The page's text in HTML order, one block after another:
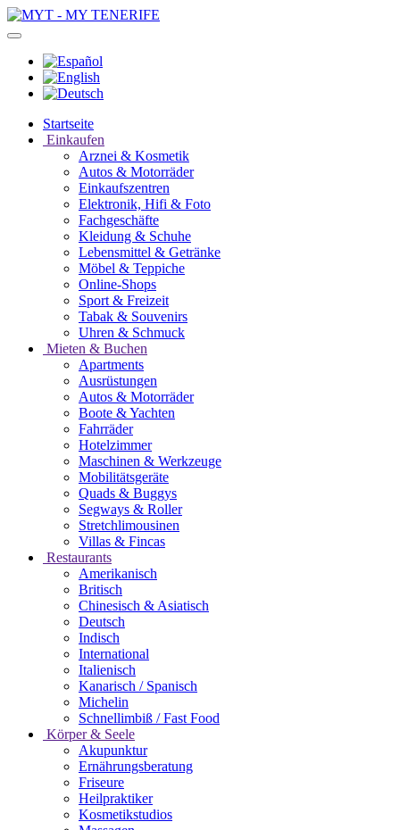
Startseite
Einkaufen
Arznei & Kosmetik
Autos & Motorräder
Einkaufszentren
Elektronik, Hifi & Foto
Fachgeschäfte
Kleidung & Schuhe
Lebensmittel & Getränke
Möbel & Teppiche
Online-Shops
Sport & Freizeit
Tabak & Souvenirs
Uhren & Schmuck
Mieten & Buchen
Apartments
Ausrüstungen
Autos & Motorräder
Boote & Yachten
Fahrräder
Hotelzimmer
Maschinen & Werkzeuge
Mobilitätsgeräte
Quads & Buggys
Segways & Roller
Stretchlimousinen
Villas & Fincas
Restaurants
Amerikanisch
Britisch
Chinesisch & Asiatisch
Deutsch
Indisch
International
Italienisch
Kanarisch / Spanisch
Michelin
Schnellimbiß / Fast Food
Körper & Seele
Akupunktur
Ernährungsberatung
Friseure
Heilpraktiker
Kosmetikstudios